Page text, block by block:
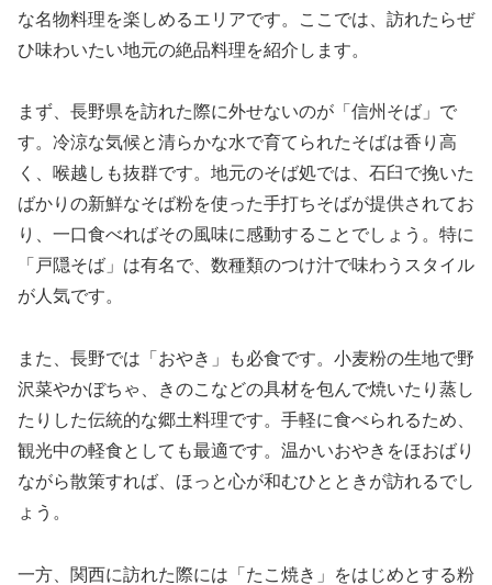
な名物料理を楽しめるエリアです。ここでは、訪れたらぜ
ひ味わいたい地元の絶品料理を紹介します。
まず、長野県を訪れた際に外せないのが「信州そば」で
す。冷涼な気候と清らかな水で育てられたそばは香り高
く、喉越しも抜群です。地元のそば処では、石臼で挽いた
ばかりの新鮮なそば粉を使った手打ちそばが提供されてお
り、一口食べればその風味に感動することでしょう。特に
「戸隠そば」は有名で、数種類のつけ汁で味わうスタイル
が人気です。
また、長野では「おやき」も必食です。小麦粉の生地で野
沢菜やかぼちゃ、きのこなどの具材を包んで焼いたり蒸し
たりした伝統的な郷土料理です。手軽に食べられるため、
観光中の軽食としても最適です。温かいおやきをほおばり
ながら散策すれば、ほっと心が和むひとときが訪れるでし
ょう。
一方、関西に訪れた際には「たこ焼き」をはじめとする粉